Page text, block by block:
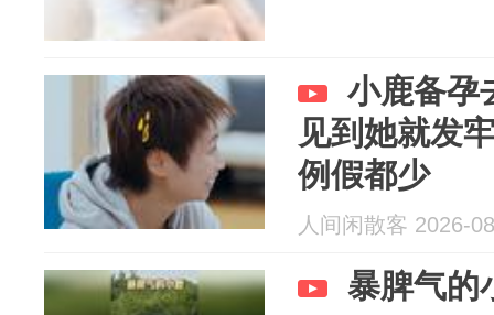
小鹿备孕
见到她就发
例假都少
人间闲散客 2026-
暴脾气的